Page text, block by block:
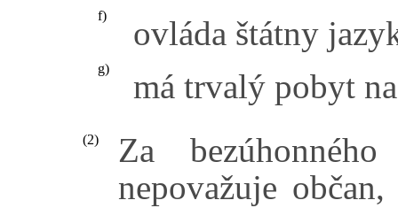
f) ovláda štátny
g) má trvalý pobyt
(2)
Za
nepovažuje